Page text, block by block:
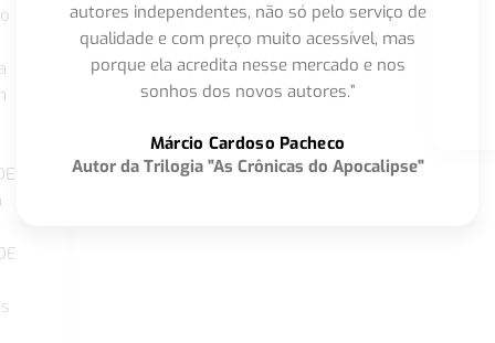
autores independentes, não só pelo serviço de
qualidade e com preço muito acessível, mas
porque ela acredita nesse mercado e nos
sonhos dos novos autores.”
Márcio Cardoso Pacheco
Autor da Trilogia "As Crônicas do Apocalipse"